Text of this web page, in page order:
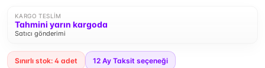
KARGO TESLIM
Tahmini yarın kargoda
Satıcı gönderimi
Sınırlı stok: 4 adet 12 Ay Taksit seçeneği